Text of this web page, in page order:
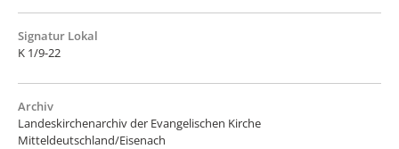
Signatur Lokal
K 1/9-22
Archiv
Landeskirchenarchiv der Evangelischen Kirche
Mitteldeutschland/Eisenach